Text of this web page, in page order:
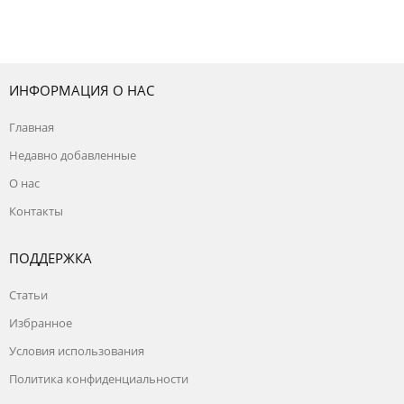
ИНФОРМАЦИЯ О НАС
Главная
Недавно добавленные
О нас
Контакты
ПОДДЕРЖКА
Статьи
Избранное
Условия использования
Политика конфиденциальности